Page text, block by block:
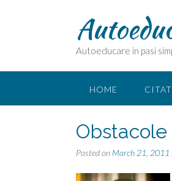
Autoeducare in pasi
HOME
Posted on March 21, 2011